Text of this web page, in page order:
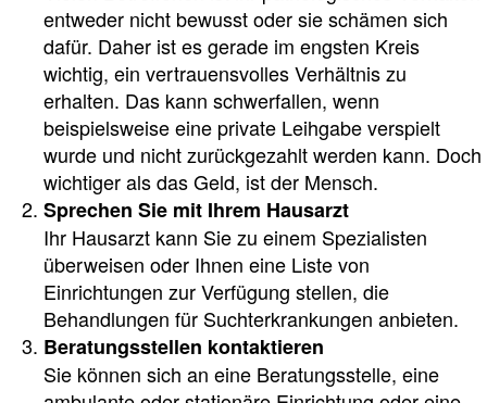
entweder nicht bewusst oder sie schämen sich
dafür. Daher ist es gerade im engsten Kreis
wichtig, ein vertrauensvolles Verhältnis zu
erhalten. Das kann schwerfallen, wenn
beispielsweise eine private Leihgabe verspielt
wurde und nicht zurückgezahlt werden kann. Doch
wichtiger als das Geld, ist der Mensch.
Sprechen Sie mit Ihrem Hausarzt
Ihr Hausarzt kann Sie zu einem Spezialisten
überweisen oder Ihnen eine Liste von
Einrichtungen zur Verfügung stellen, die
Behandlungen für Suchterkrankungen anbieten.
Beratungsstellen kontaktieren
Sie können sich an eine Beratungsstelle, eine